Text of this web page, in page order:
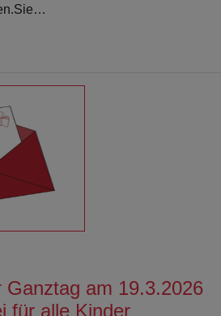
Ganztag am 19.3.2026
für alle Kinder